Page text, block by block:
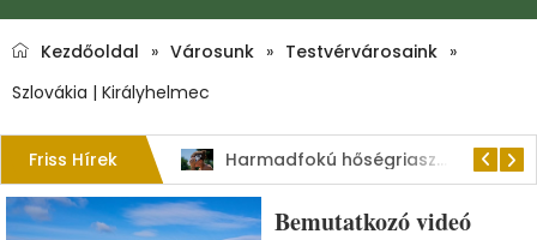
Kezdőoldal » Városunk » Testvérvárosaink »
Szlovákia | Királyhelmec
Friss Hírek Harmadfokú hőségriasztás–MEGHOSSZABBÍTVA!
Bemutatkozó videó